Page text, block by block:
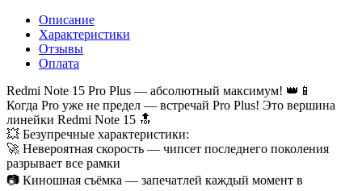
Описание
Характеристики
Отзывы
Оплата
Redmi Note 15 Pro Plus — абсолютный максимум! 👑📱
Когда Pro уже не предел — встречай Pro Plus! Это вершина
линейки Redmi Note 15 🔝
💥 Безупречные характеристики:
🚀 Невероятная скорость — чипсет последнего поколения
разрывает все рамки
📷 Киношная съёмка — запечатлей каждый момент в